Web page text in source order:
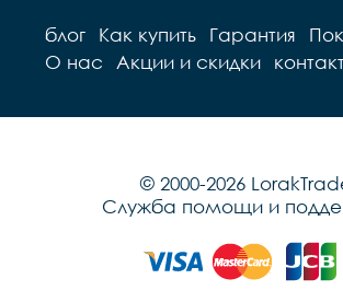
блог Как купить Гарантия
О нас
Акции и скидки
© 2000-2026
Служба помощи и